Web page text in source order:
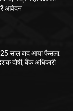
आवेदन
साल बाद आया फैसला,
दोषी, बैंक अधिकारी